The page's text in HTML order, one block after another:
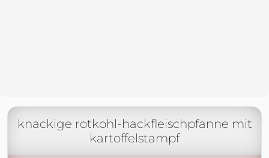
knackige rotkohl-hackfleischpfanne mit
kartoffelstampf